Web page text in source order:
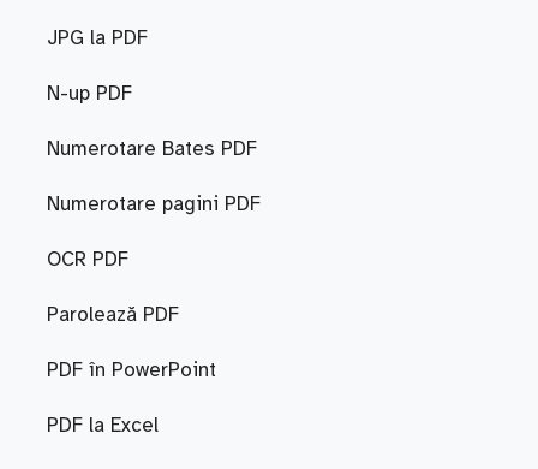
JPG la PDF
N-up PDF
Numerotare Bates PDF
Numerotare pagini PDF
OCR PDF
Parolează PDF
PDF în PowerPoint
PDF la Excel